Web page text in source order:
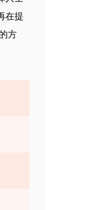
在提
方